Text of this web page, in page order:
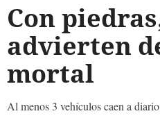
Con
advierten
mortal
Al menos 3 vehículos caen a